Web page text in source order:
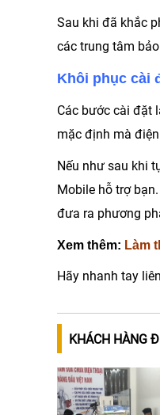
Sau khi đã khắc
các trung tâm
Khôi phục cài
Các bước cài đặt
mặc định mà
Nếu như sau khi
Mobile hỗ trợ
đưa ra phương
Xem thêm: Làm
Hãy nhanh tay
KHÁCH HÀNG